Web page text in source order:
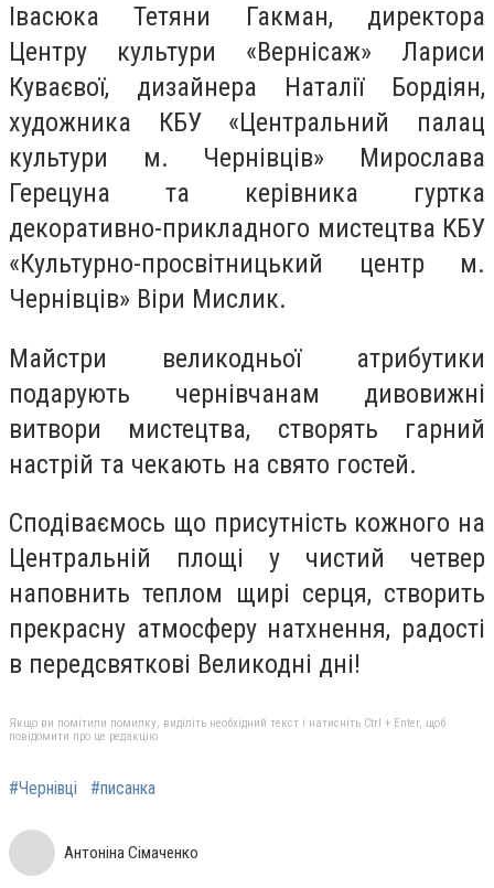
Івасюка Тетяни Гакман, директора
Центру культури «Вернісаж» Лариси
Куваєвої, дизайнера Наталії Бордіян,
художника КБУ «Центральний палац
культури м. Чернівців» Мирослава
Герецуна та керівника гуртка
декоративно-прикладного мистецтва КБУ
«Культурно-просвітницький центр м.
Чернівців» Віри Мислик.
Майстри великодньої атрибутики
подарують чернівчанам дивовижні
витвори мистецтва, створять гарний
настрій та чекають на свято гостей.
Сподіваємось що присутність кожного на
Центральній площі у чистий четвер
наповнить теплом щирі серця, створить
прекрасну атмосферу натхнення, радості
в передсвяткові Великодні дні!
Якщо ви помітили помилку, виділіть необхідний текст і натисніть Ctrl + Enter, щоб
повідомити про це редакцію
#Чернівці #писанка
Антоніна Сімаченко